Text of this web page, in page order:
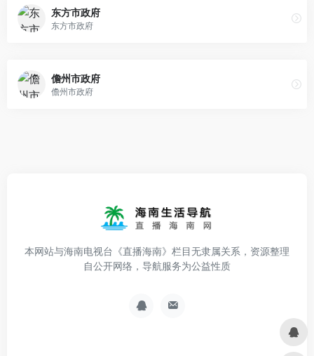
东方市政府
东方市政府
儋州市政府
儋州市政府
本网站与海南电视台《直播海南》栏目无隶属关系，资源整理
自公开网络，导航服务为公益性质